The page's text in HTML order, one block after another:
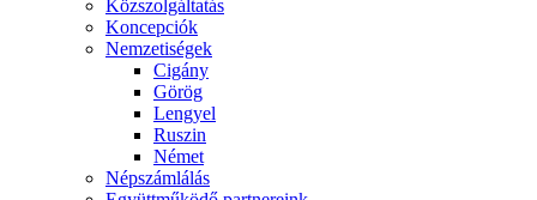
Közszolgáltatás
Koncepciók
Nemzetiségek
Cigány
Görög
Lengyel
Ruszin
Német
Népszámlálás